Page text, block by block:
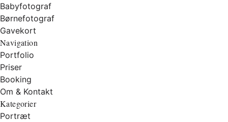
Babyfotograf
Børnefotograf
Gavekort
Navigation
Portfolio
Priser
Booking
Om & Kontakt
Kategorier
Portræt